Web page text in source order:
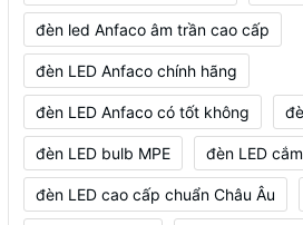
đèn led Anfaco âm trần cao cấp
đèn LED Anfaco chính hãng
đèn LED Anfaco có tốt không
đèn LED bulb MPE đèn LED
đèn LED cao cấp chuẩn Châu Âu